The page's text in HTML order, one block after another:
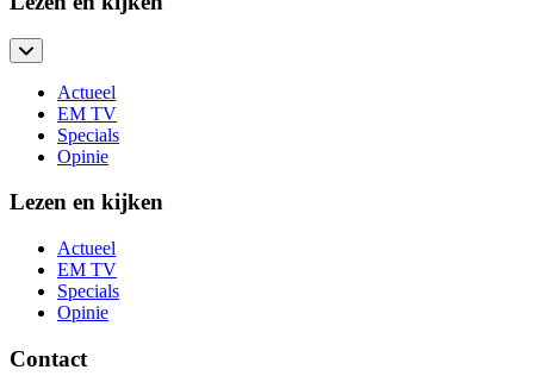
Actueel
EM TV
Specials
Opinie
Lezen en kijken
Actueel
EM TV
Specials
Opinie
Contact